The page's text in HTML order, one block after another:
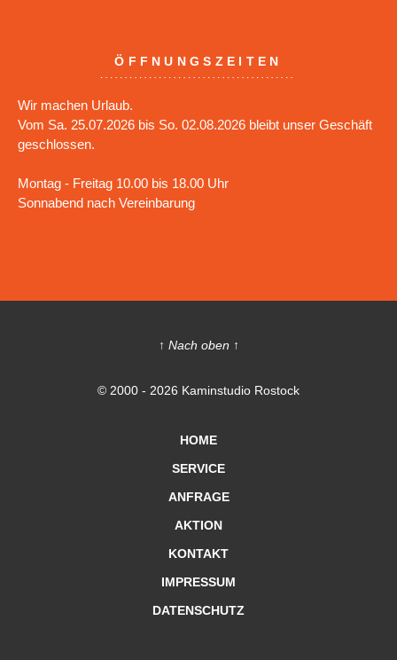
ÖFFNUNGSZEITEN
Wir machen Urlaub.
Vom Sa. 25.07.2026 bis So. 02.08.2026 bleibt unser Geschäft
geschlossen.
Montag - Freitag 10.00 bis 18.00 Uhr
Sonnabend nach Vereinbarung
↑ Nach oben ↑
© 2000 - 2026 Kaminstudio Rostock
HOME
SERVICE
ANFRAGE
AKTION
KONTAKT
IMPRESSUM
DATENSCHUTZ